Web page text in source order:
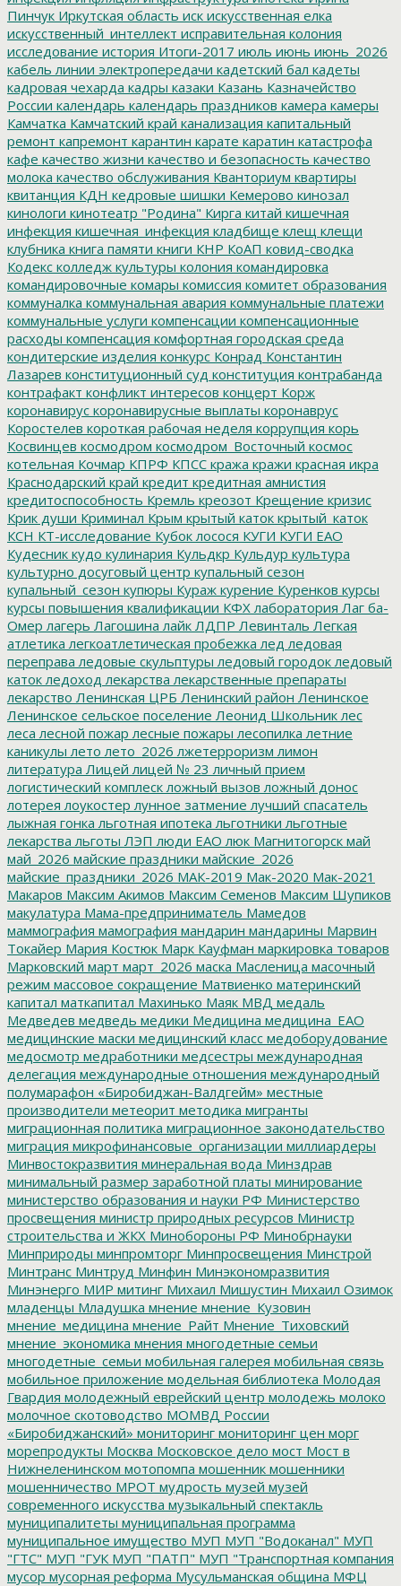
Пинчук Иркутская область иск искусственная елка
искусственный_интеллект исправительная колония
исследование история Итоги-2017 июль июнь июнь_2026
кабель линии электропередачи кадетский бал кадеты
кадровая чехарда кадры казаки Казань Казначейство
России календарь календарь праздников камера камеры
Камчатка Камчатский край канализация капитальный
ремонт капремонт карантин карате каратин катастрофа
кафе качество жизни качество и безопасность качество
молока качество обслуживания Кванториум квартиры
квитанция КДН кедровые шишки Кемерово кинозал
кинологи кинотеатр "Родина" Кирга китай кишечная
инфекция кишечная_инфекция кладбище клещ клещи
клубника книга памяти книги КНР КоАП ковид-сводка
Кодекс колледж культуры колония командировка
командировочные комары комиссия комитет образования
коммуналка коммунальная авария коммунальные платежи
коммунальные услуги компенсации компенсационные
расходы компенсация комфортная городская среда
кондитерские изделия конкурс Конрад Константин
Лазарев конституционный суд конституция контрабанда
контрафакт конфликт интересов концерт Корж
коронавирус коронавирусные выплаты коронаврус
Коростелев короткая рабочая неделя коррупция корь
Косвинцев космодром космодром_Восточный космос
котельная Кочмар КПРФ КПСС кража кражи красная икра
Краснодарский край кредит кредитная амнистия
кредитоспособность Кремль креозот Крещение кризис
Крик души Криминал Крым крытый каток крытый_каток
КСН КТ-исследование Кубок лосося КУГИ КУГИ ЕАО
Кудесник кудо кулинария Кульдкр Кульдур культура
культурно досуговый центр купальный сезон
купальный_сезон купюры Кураж курение Куренков курсы
курсы повышения квалификации КФХ лаборатория Лаг ба-
Омер лагерь Лагошина лайк ЛДПР Левинталь Легкая
атлетика легкоатлетическая пробежка лед ледовая
переправа ледовые скульптуры ледовый городок ледовый
каток ледоход лекарства лекарственные препараты
лекарство Ленинская ЦРБ Ленинский район Ленинское
Ленинское сельское поселение Леонид Школьник лес
леса лесной пожар лесные пожары лесопилка летние
каникулы лето лето_2026 лжетерроризм лимон
литература Лицей лицей № 23 личный прием
логистический комплеск ложный вызов ложный донос
лотерея лоукостер лунное затмение лучший спасатель
лыжная гонка льготная ипотека льготники льготные
лекарства льготы ЛЭП люди ЕАО люк Магнитогорск май
май_2026 майские праздники майские_2026
майские_праздники_2026 МАК-2019 Мак-2020 Мак-2021
Макаров Максим Акимов Максим Семенов Максим Шупиков
макулатура Мама-предприниматель Мамедов
маммография мамография мандарин мандарины Марвин
Токайер Мария Костюк Марк Кауфман маркировка товаров
Марковский март март_2026 маска Масленица масочный
режим массовое сокращение Матвиенко материнский
капитал маткапитал Махинько Маяк МВД медаль
Медведев медведь медики Медицина медицина_ЕАО
медицинские маски медицинский класс медоборудование
медосмотр медработники медсестры международная
делегация международные отношения международный
полумарафон «Биробиджан-Валдгейм» местные
производители метеорит методика мигранты
миграционная политика миграционное законодательство
миграция микрофинансовые_организации миллиардеры
Минвостокразвития минеральная вода Минздрав
минимальный размер заработной платы минирование
министерство образования и науки РФ Министерство
просвещения министр природных ресурсов Министр
строительства и ЖКХ Минобороны РФ Минобрнауки
Минприроды минпромторг Минпросвещения Минстрой
Минтранс Минтруд Минфин Минэкономразвития
Минэнерго МИР митинг Михаил Мишустин Михаил Озимок
младенцы Младушка мнение мнение_Кузовин
мнение_медицина мнение_Райт Мнение_Тиховский
мнение_экономика мнения многодетные семьи
многодетные_семьи мобильная галерея мобильная связь
мобильное приложение модельная библиотека Молодая
Гвардия молодежный еврейский центр молодежь молоко
молочное скотоводство МОМВД России
«Биробиджанский» мониторинг мониторинг цен морг
морепродукты Москва Московское дело мост Мост в
Нижнеленинском мотопомпа мошенник мошенники
мошенничество МРОТ мудрость музей музей
современного искусства музыкальный спектакль
муниципалитеты муниципальная программа
муниципальное имущество МУП МУП "Водоканал" МУП
"ГТС" МУП "ГУК МУП "ПАТП" МУП "Транспортная компания
мусор мусорная реформа Мусульманская община МФЦ